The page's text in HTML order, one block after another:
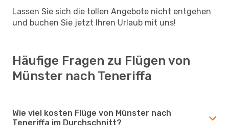
Lassen Sie sich die tollen Angebote nicht entgehen
und buchen Sie jetzt Ihren Urlaub mit uns!
Häufige Fragen zu Flügen von
Münster nach Teneriffa
Wie viel kosten Flüge von Münster nach
Teneriffa im Durchschnitt?